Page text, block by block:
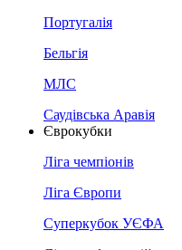
Португалія
Бельгія
МЛС
Саудівська Аравія
Єврокубки
Ліга чемпіонів
Ліга Європи
Суперкубок УЄФА